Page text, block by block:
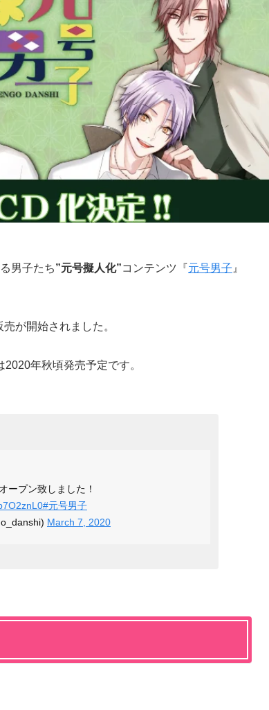
男子たち”元号擬人化”コンテンツ『元号男子 』
が開始されました。
年秋頃発売予定です。
ープン致しました！
#元号男子
March 7, 2020